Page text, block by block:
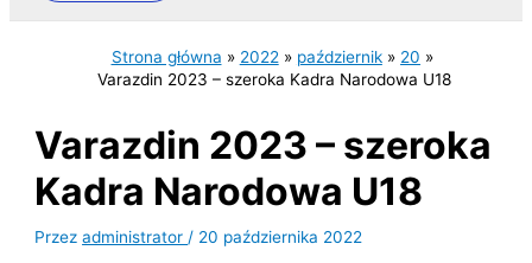
Strona główna 2022 październik
20
Varazdin 2023 – szeroka Kadra Narodowa U18
Varazdin 2023 – szeroka
Kadra Narodowa U18
Przezadministrator / 20 października 2022